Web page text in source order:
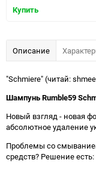
Купить
Описание
"Schmiere" (читай:
Шампунь Rumble59
Новый взгляд - новая
абсолютное удаление
Проблемы со
средств? Решение